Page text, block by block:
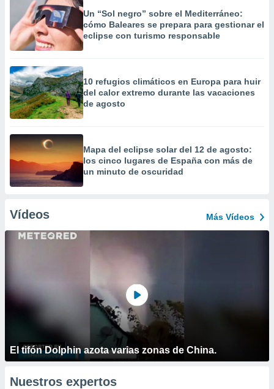
Un “Sol negro” sobre el Mediterráneo:
cómo Baleares se prepara para gestionar el
eclipse con turismo responsable
10 refugios climáticos en Europa para huir
del calor extremo durante las vacaciones
de agosto
Mapa del eclipse solar del 12 de agosto:
los cinco lugares de España con más de
un minuto de oscuridad
Vídeos Más Vídeos
El tifón Dolphin azota varias zonas de China.
Nuestros expertos